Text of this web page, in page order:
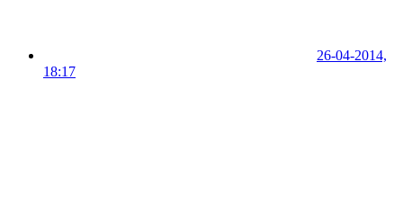
26-04-2014,
18:17